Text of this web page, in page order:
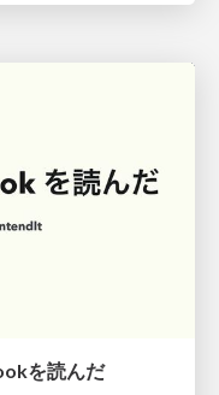
を読んだ